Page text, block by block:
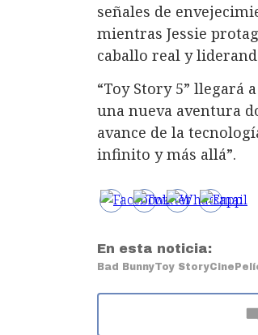
señales de
mientras Jessie
caballo real y
“Toy Story 5” llegará
una nueva aventura
avance de la
infinito y más allá”.
En esta noticia:
Bad BunnyToy StoryCine